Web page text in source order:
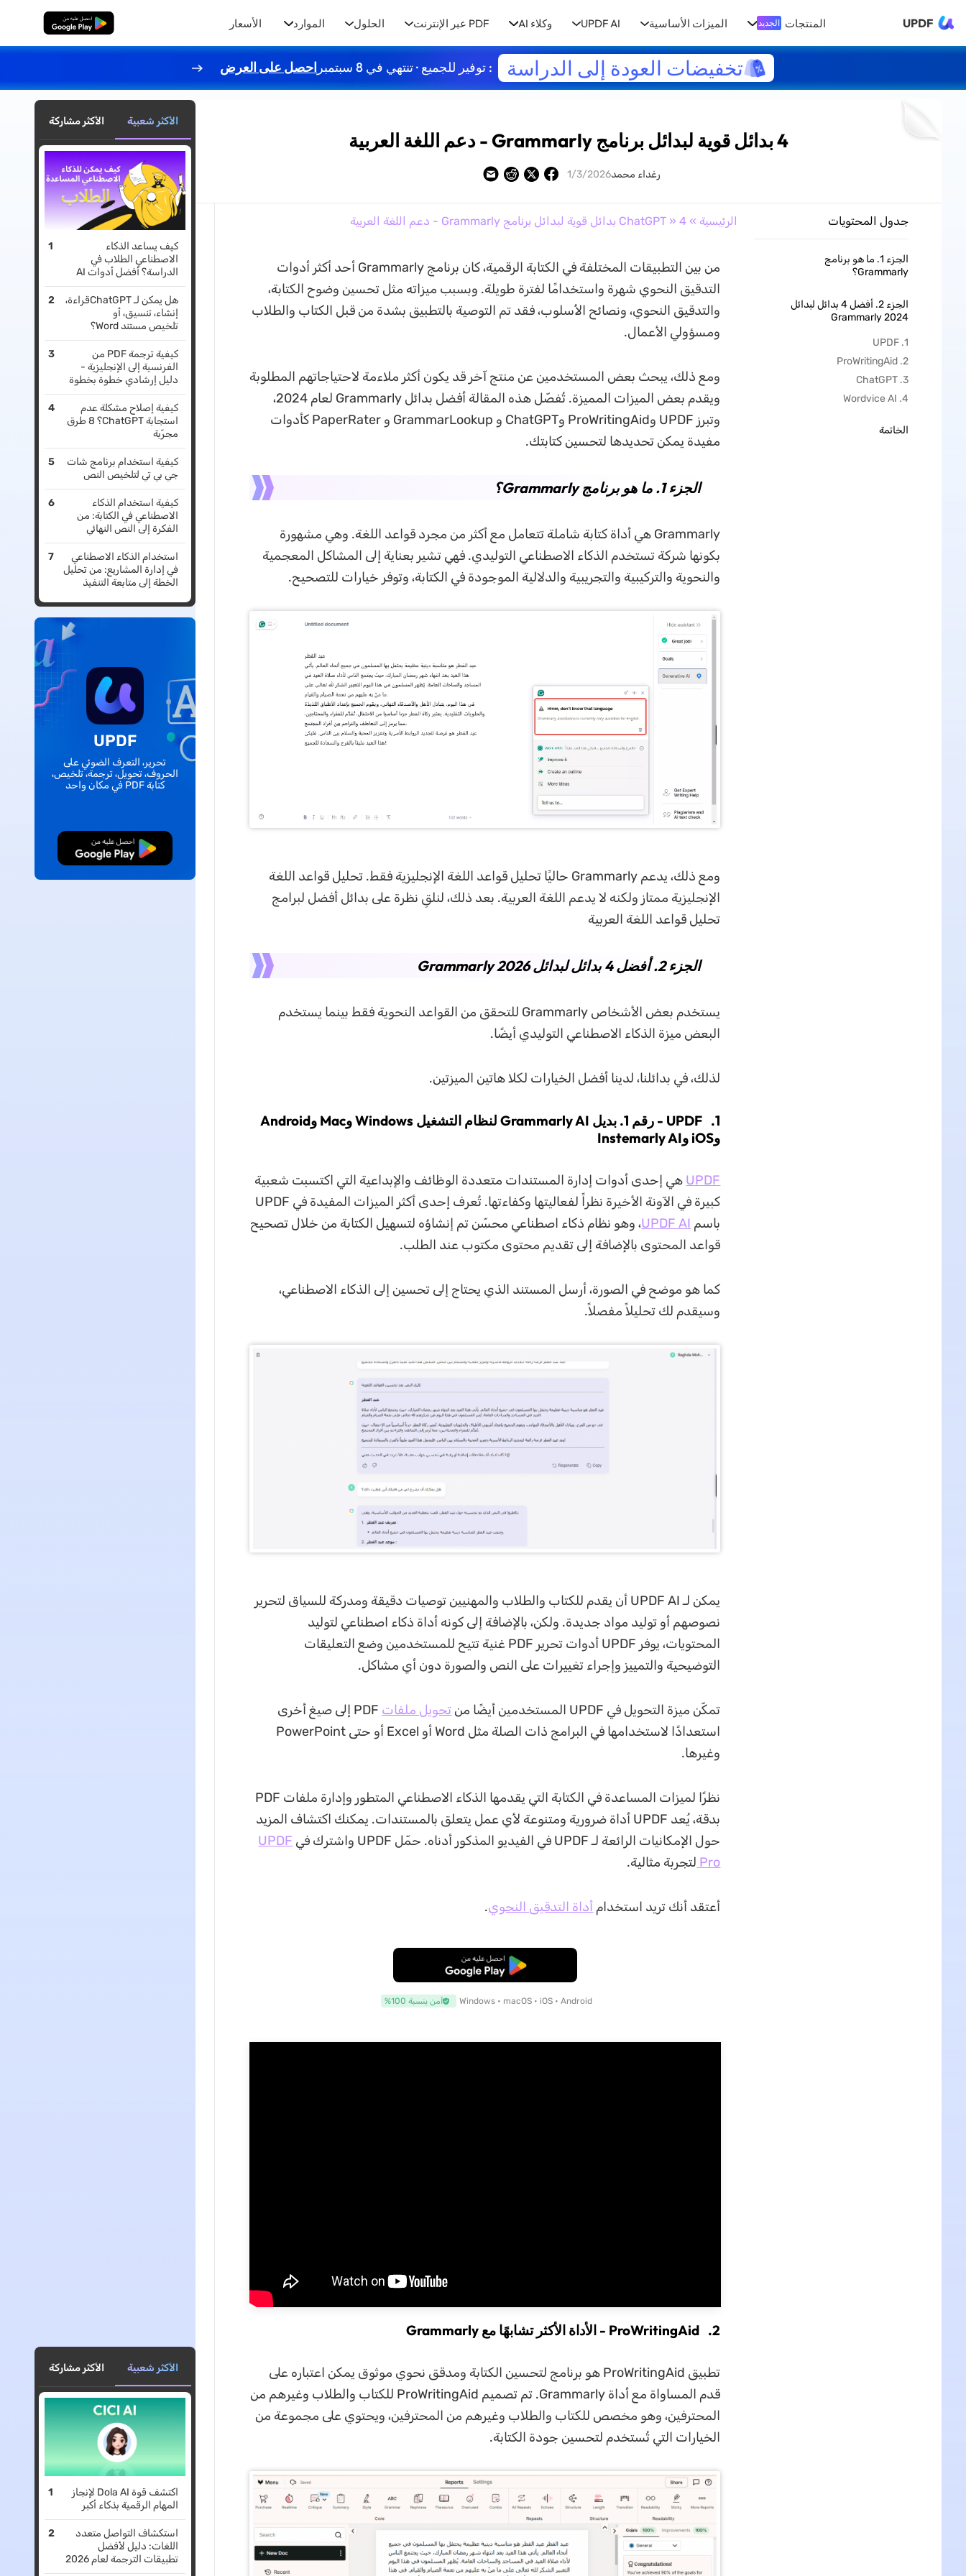
UPDF المنتجات الجديد الميزات الأساسية UPDF AI وكلاء AI PDF عبر الإنترنت الحلول الموارد الأسعار تنزيل مجاني
تخفيضات العودة إلى الدراسة : توفير للجميع · تنتهي في 8 سبتمبر احصل على العرض
4 بدائل قوية لبدائل برنامج Grammarly - دعم اللغة العربية
رغداء محمد1/3/2026
جدول المحتويات
الجزء 1. ما هو برنامج
Grammarly؟
الجزء 2. أفضل 4 بدائل لبدائل
Grammarly 2024
1. UPDF
2. ProWritingAid
3. ChatGPT
4. Wordvice AI
الخاتمة
الرئيسية »
ChatGPT » 4 بدائل قوية لبدائل برنامج Grammarly - دعم اللغة العربية
من بين التطبيقات المختلفة في الكتابة الرقمية، كان برنامج Grammarly أحد أكثر أدوات
التدقيق النحوي شهرة واستخدامًا لفترة طويلة. وبسبب ميزاته مثل تحسين وضوح الكتابة،
والتدقيق النحوي، ونصائح الأسلوب، فقد تم التوصية بالتطبيق بشدة من قبل الكتاب والطلاب
ومسؤولي الأعمال.
ومع ذلك، يبحث بعض المستخدمين عن منتج آخر قد يكون أكثر ملاءمة لاحتياجاتهم المطلوبة
ويقدم بعض الميزات المميزة. تُفصّل هذه المقالة أفضل بدائل Grammarly لعام 2024،
وتبرز UPDF وProWritingAid وChatGPT و GrammarLookup و PaperRater كأدوات
مفيدة يمكن تحديدها لتحسين كتابتك.
الجزء 1. ما هو برنامج Grammarly؟
Grammarly هي أداة كتابة شاملة تتعامل مع أكثر من مجرد قواعد اللغة. وهي مشهورة
بكونها شركة تستخدم الذكاء الاصطناعي التوليدي. فهي تشير بعناية إلى المشاكل المعجمية
والنحوية والتركيبية والتجريبية والدلالية الموجودة في الكتابة، وتوفر خيارات للتصحيح.
ومع ذلك، يدعم Grammarly حاليًا تحليل قواعد اللغة الإنجليزية فقط. تحليل قواعد اللغة
الإنجليزية ممتاز ولكنه لا يدعم اللغة العربية. بعد ذلك، لنلقِ نظرة على بدائل أفضل لبرامج
تحليل قواعد اللغة العربية
الجزء 2. أفضل 4 بدائل لبدائل Grammarly 2026
يستخدم بعض الأشخاص Grammarly للتحقق من القواعد النحوية فقط بينما يستخدم
البعض ميزة الذكاء الاصطناعي التوليدي أيضًا.
لذلك، في بدائلنا، لدينا أفضل الخيارات لكلا هاتين الميزتين.
1. UPDF - رقم 1. بديل Grammarly AI لنظام التشغيل Windows وMac وAndroid
وiOS وInstemarly AI
UPDF هي إحدى أدوات إدارة المستندات متعددة الوظائف والإبداعية التي اكتسبت شعبية
كبيرة في الآونة الأخيرة نظراً لفعاليتها وكفاءتها. تُعرف إحدى أكثر الميزات المفيدة في UPDF
باسم UPDF AI، وهو نظام ذكاء اصطناعي محسّن تم إنشاؤه لتسهيل الكتابة من خلال تصحيح
قواعد المحتوى بالإضافة إلى تقديم محتوى مكتوب عند الطلب.
كما هو موضح في الصورة، أرسل المستند الذي يحتاج إلى تحسين إلى الذكاء الاصطناعي،
وسيقدم لك تحليلاً مفصلاً.
يمكن لـ UPDF AI أن يقدم للكتاب والطلاب والمهنيين توصيات دقيقة ومدركة للسياق لتحرير
نصوصهم أو توليد مواد جديدة. ولكن، بالإضافة إلى كونه أداة ذكاء اصطناعي لتوليد
المحتويات، يوفر UPDF أدوات تحرير PDF غنية تتيح للمستخدمين وضع التعليقات
التوضيحية والتمييز وإجراء تغييرات على النص والصورة دون أي مشاكل.
تمكّن ميزة التحويل في UPDF المستخدمين أيضًا من تحويل ملفات
PDF إلى صيغ أخرى
استعدادًا لاستخدامها في البرامج ذات الصلة مثل Word أو Excel أو حتى PowerPoint
وغيرها.
نظرًا لميزات المساعدة في الكتابة التي يقدمها الذكاء الاصطناعي المتطور وإدارة ملفات PDF
بدقة، يُعد UPDF أداة ضرورية ومتنوعة لأي عمل يتعلق بالمستندات. يمكنك اكتشاف المزيد
حول الإمكانيات الرائعة لـ UPDF في الفيديو المذكور أدناه. حمّل UPDF واشترك في
UPDF
Pro لتجربة مثالية.
أعتقد أنك تريد استخدام أداة التدقيق النحوي.
تنزيل مجاني
Windows • macOS • iOS • Android آمن بنسبة 100%
2. ProWritingAid - الأداة الأكثر تشابهًا مع Grammarly
تطبيق ProWritingAid هو برنامج لتحسين الكتابة ومدقق نحوي موثوق يمكن اعتباره على
قدم المساواة مع أداة Grammarly. تم تصميم ProWritingAid للكتاب والطلاب وغيرهم من
المحترفين، وهو مخصص للكتاب والطلاب وغيرهم من المحترفين، ويحتوي على مجموعة من
الخيارات التي تُستخدم لتحسين جودة الكتابة.
الأكثر شعبية الأكثر مشاركة
كيف يساعد الذكاء
الاصطناعي الطلاب في
الدراسة؟ أفضل أدوات AI
أونلاين وداخل ملفات PDF
هل يمكن لـ ChatGPTقراءة،
إنشاء، تنسيق، أو
تلخيص مستند Word؟
كيفية ترجمة PDF من
الفرنسية إلى الإنجليزية -
دليل إرشادي خطوة بخطوة
كيفية إصلاح مشكلة عدم
استجابة ChatGPT؟ 8 طرق
مجرّبة
كيفية استخدام برنامج شات
جي بي تي لتلخيص النص
كيفية استخدام الذكاء
الاصطناعي في الكتابة: من
الفكرة إلى النص النهائي
استخدام الذكاء الاصطناعي
في إدارة المشاريع: من تحليل
الخطة إلى متابعة التنفيذ
UPDF
تحرير، التعرف الضوئي على
الحروف، تحويل، ترجمة، تلخيص،
كتابة PDF في مكان واحد
تنزيل مجاني
الأكثر شعبية الأكثر مشاركة
اكتشف قوة Dola AI لإنجاز
المهام الرقمية بذكاء أكبر
استكشاف التواصل متعدد
اللغات: دليل لأفضل
تطبيقات الترجمة لعام 2026